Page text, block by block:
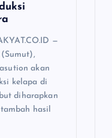
—
akan
kelapa di
diharapkan
hasil